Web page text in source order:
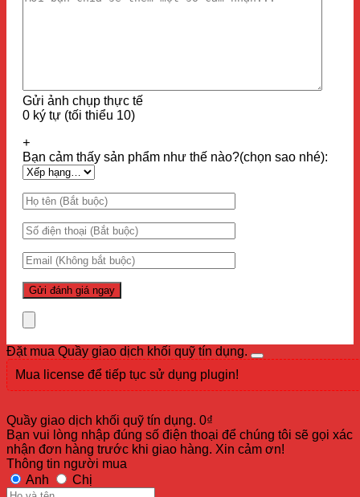
Gửi ảnh chụp thực tế
0 ký tự (tối thiểu 10)
+
Bạn cảm thấy sản phẩm như thế nào?(chọn sao nhé):
Đặt mua Quầy giao dịch khối quỹ tín dụng.
Mua license để tiếp tục sử dụng plugin!
Quầy giao dịch khối quỹ tín dụng. 0₫
Bạn vui lòng nhập đúng số điện thoại để chúng tôi sẽ gọi xác
nhận đơn hàng trước khi giao hàng. Xin cảm ơn!
Thông tin người mua
Anh
Chị